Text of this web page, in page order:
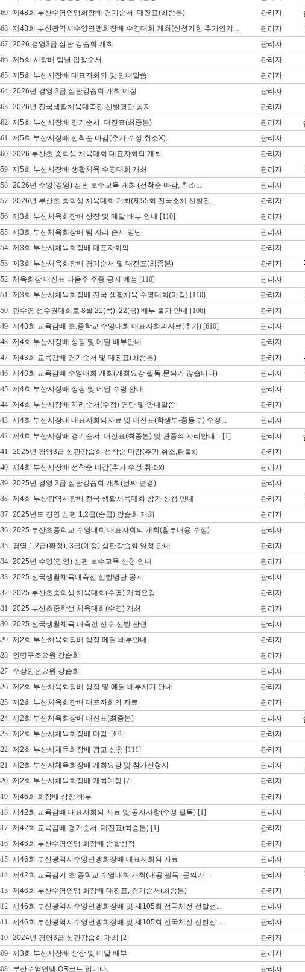
제48회 부산수영연맹회장배 경기순서, 대진표(최종본) 관리자
제48회 부산광역시수영연맹회장배 수영대회 개최(신청기한 추가연기... 관리자
2026 경영3급 심판 강습회 개최 관리자
제5회 시장배 팀별 입장순서 관리자
제5회 부산시장배 대표자회의 및 안내말씀 관리자
2026년 경영 3급 심판강습회 개최 예정 관리자
2026년 전국생활체육대축전 선발명단 공지 관리자
제5회 부산시장배 경기순서, 대진표(최종본) 관리자
제5회 부산시장배 선착순 마감(추가,수정,취소X) 관리자
2026 부산초.중학생 체육대회 대표자회의 개최 관리자
제5회 부산시장배 생활체육 수영대회 개최 관리자
2026년 수영(경영) 심판 보수교육 개최 (선착순 마감, 취소... 관리자
2026년 부산초.중학생 체육대회 개최(제55회 전국소체 선발전... 관리자
제3회 부산체육회장배 상장 및 메달 배부 안내 [110] 관리자
제3회 부산체육회장배 팀 자리 순서 명단 관리자
제3회 부산시체육회장배 대표자회의 관리자
제3회 부산체육회장배 경기순서 및 대진표(최종본) 관리자
체육회장 대진표 다음주 주중 공지 예정 [110] 관리자
제3회 부산시체육회장배 전국 생활체육 수영대회(마감)[110] 관리자
핀수영 선수권대회로 8월 21(목), 22(금) 배부 불가 안내 [106] 관리자
제43회 교육감배 초.중학교 수영대회 대표자회의자료(추가)[610] 관리자
제4회 부산시장배 상장 및 메달 배부안내 관리자
제43회 교육감배 경기순서 및 대진표(최종본) 관리자
제43회 교육감배 수영대회 개최(개최요강 필독,문의가 많습니다) 관리자
제4회 부산시장배 상장 및 메달 수령 안내 관리자
제4회 부산시장배 자리순서(수정) 명단 및 안내말씀 관리자
제4회 부산시장대 대표자회의자료 및 대진표(학생부-중등부) 수정... 관리자
제4회 부산시장배 경기순서, 대진표(최종본) 및 관중석 자리안내...[1] 관리자
2025년 경영3급 심판강습회 선착순 마감(추가,취소,환불x) 관리자
제4회 부산시장배 선착순 마감(추가,수정,취소x) 관리자
2025년 경영 3급 심판강습회 개최(날짜 변경) 관리자
제4회 부산광역시장배 전국 생활체육대회 참가 신청 안내 관리자
2025년도 경영 심판 1,2급(승급) 강습회 개최 관리자
2025 부산초중학교 수영대회 대표자회의 개최(첨부내용 수정) 관리자
경영 1,2급(확정), 3급(예정) 심판강습회 일정 안내 관리자
2025년 수영(경영) 심판 보수교육 신청 안내 관리자
2025 전국생활체육대축전 선발명단 공지 관리자
2025 부산초중학생 체육대회(수영) 개최요강 관리자
2025 부산초중학생 체육대회(수영) 개최 관리자
2025 전국생활체육 대축전 선수 선발 관련 관리자
제2회 부산체육회장배 상장,메달 배부안내 관리자
인명구조요원 강습회 관리자
수상안전요원 강습회 관리자
제2회 부산체육회장배 상장 및 메달 배부시기 안내 관리자
제2회 부산체육회장배 대표자회의 자료 관리자
제2회 부산체육회장배 대진표(최종본) 관리자
제2회 부산시체육회장배 마감[301] 관리자
제2회 부산시체육회장배 광고 신청 [111] 관리자
제2회 부산시체육회장배 개최요강 및 참가신청서 관리자
제2회 부산시체육회장배 개최예정 [7] 관리자
제46회 회장배 상장 배부 관리자
제42회 교육감배 대표자회의 자료 및 공지사항(수정 필독)[1] 관리자
제42회 교육감배 경기순서, 대진표(최종본)[1] 관리자
제46회 부산수영연맹 회장배 종합성적 관리자
제46회 부산광역시수영연맹회장배 대표자회의 자료 관리자
제42회 교육감기 초.중학교 수영대회 개최(내용 필독, 문의가 ... 관리자
제46회 부산수영연맹 회장배 대진표, 경기순서(최종본) 관리자
제46회 부산광역시수영연맹회장배 및 제105회 전국체전 선발전... 관리자
제46회 부산광역시수영연맹회장배 및 제105회 전국체전 선발전 ... 관리자
2024년 경영3급 심판강습회 개최 [2] 관리자
제3회 부산시장배 상장 및 메달 배부 관리자
부산수영연맹 QR코드 입니다. 관리자